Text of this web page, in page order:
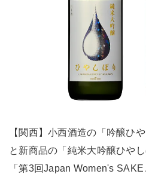
【関西】小西酒造の「吟醸ひ
と新商品の「純米大吟醸ひや
「第3回Japan Women's